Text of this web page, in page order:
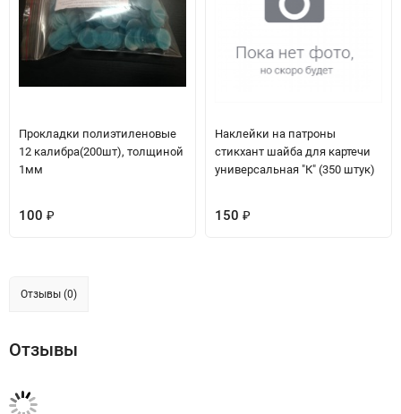
Прокладки полиэтиленовые
12 калибра(200шт), толщиной
1мм
100 ₽
Наклейки на патроны
стикхант шайба для картечи
универсальная "К" (350 штук)
150 ₽
Отзывы (0)
Отзывы